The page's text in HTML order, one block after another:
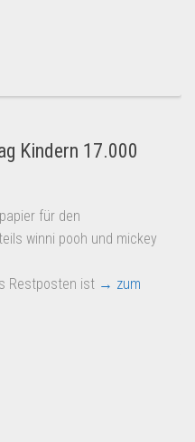
Kindern 17.000
für den
winni pooh und mickey
Restposten ist → zum